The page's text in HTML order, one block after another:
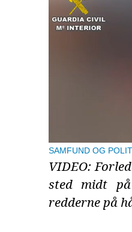
SAMFUND OG
VIDEO:
sted midt
redderne på